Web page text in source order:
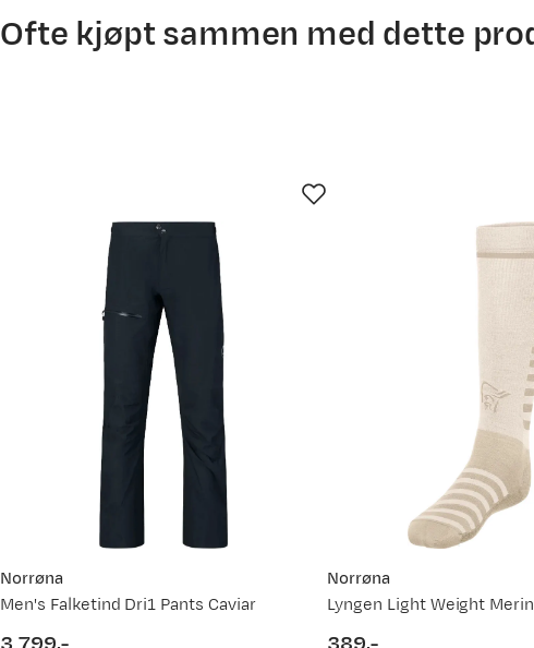
Ofte kjøpt sammen med dette
Norrøna
Men's Falketind Dri1 Pants Caviar
Norrøna